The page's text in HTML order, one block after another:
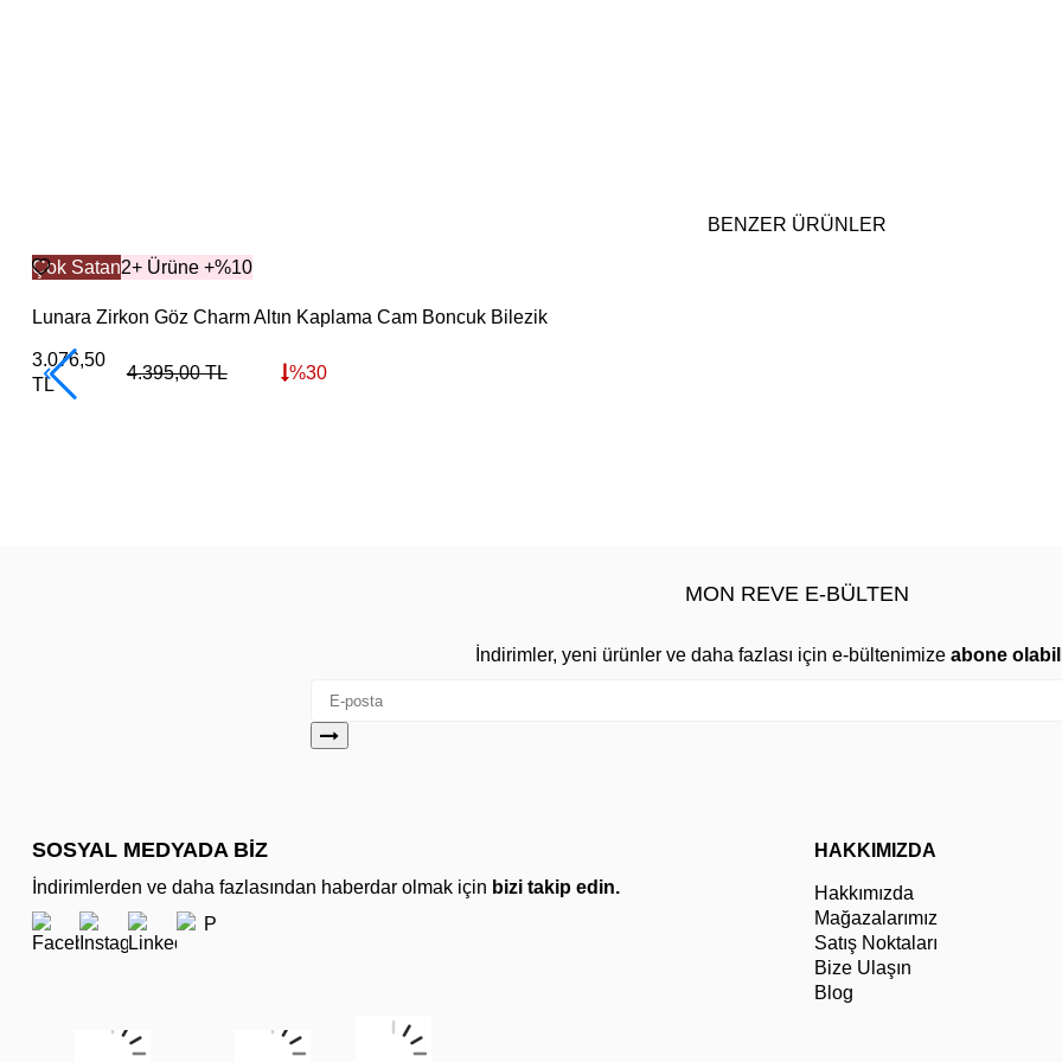
BENZER ÜRÜNLER
Çok Satan2+ Ürüne +%10
Lunara Zirkon Göz Charm Altın Kaplama Cam Boncuk Bilezik
3.076,50
TL
4.395,00TL %30
MON REVE E-BÜLTEN
İndirimler, yeni ürünler ve daha fazlası için e-bültenimize abone
SOSYAL MEDYADA BİZ
İndirimlerden ve daha fazlasından haberdar olmak için bizi takip edin.
HAKKIMIZDA
Hakkımızda
Mağazalarımız
Satış Noktaları
Bize Ulaşın
Blog